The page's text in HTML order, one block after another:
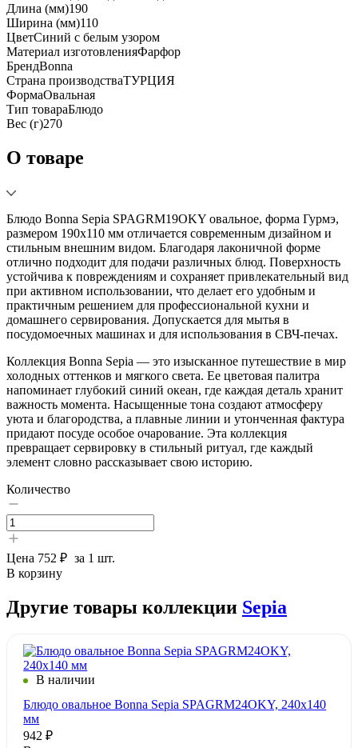
Длина (мм)190
Ширина (мм)110
ЦветСиний с белым узором
Материал изготовленияФарфор
БрендBonna
Страна производстваТУРЦИЯ
ФормаОвальная
Тип товараБлюдо
Вес (г)270
О товаре
Блюдо Bonna Sepia SPAGRM19OKY овальное, форма Гурмэ,
размером 190х110 мм отличается современным дизайном и
стильным внешним видом. Благодаря лаконичной форме
отлично подходит для подачи различных блюд. Поверхность
устойчива к повреждениям и сохраняет привлекательный вид
при активном использовании, что делает его удобным и
практичным решением для профессиональной кухни и
домашнего сервирования. Допускается для мытья в
посудомоечных машинах и для использования в СВЧ-печах.
Коллекция Bonna Sepia — это изысканное путешествие в мир
холодных оттенков и мягкого света. Ее цветовая палитра
напоминает глубокий синий океан, где каждая деталь хранит
важность момента. Насыщенные тона создают атмосферу
уюта и благородства, а плавные линии и утонченная фактура
придают посуде особое очарование. Эта коллекция
превращает сервировку в стильный ритуал, где каждый
элемент словно рассказывает свою историю.
Количество
Цена 752 ₽ за 1 шт.
В корзину
Другие товары коллекции Sepia
В наличии
Блюдо овальное Bonna Sepia SPAGRM24OKY, 240х140
мм
942 ₽